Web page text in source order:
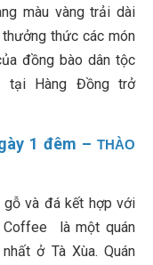
màu vàng trải dài
thức các món
đồng bào dân tộc
tại Hàng Đồng trở
1 đêm – THÀO
gỗ và đá kết hợp với
Coffee là một quán
ở Tà Xùa. Quán